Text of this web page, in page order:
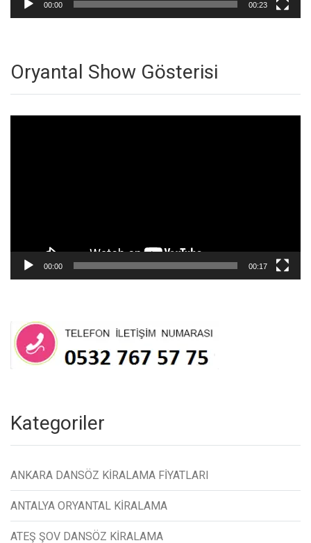
00:00 00:23
Oryantal Show Gösterisi
00:00 00:17
Kategoriler
ANKARA DANSÖZ KİRALAMA FİYATLARI
ANTALYA ORYANTAL KİRALAMA
ATEŞ ŞOV DANSÖZ KİRALAMA